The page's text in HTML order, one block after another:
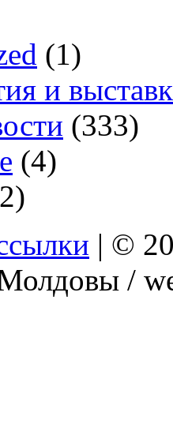
(1)
и
(333)
(4)
| ©
/